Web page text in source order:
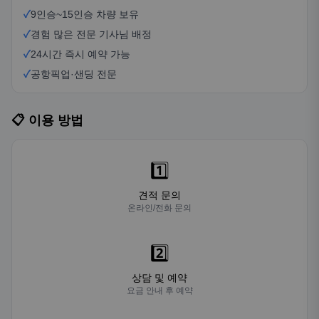
✓9인승~15인승 차량 보유
✓경험 많은 전문 기사님 배정
✓24시간 즉시 예약 가능
✓공항픽업·샌딩 전문
📋 이용 방법
1️⃣
견적 문의
온라인/전화 문의
2️⃣
상담 및 예약
요금 안내 후 예약